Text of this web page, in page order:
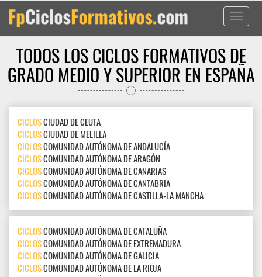
Toggle
TODOS LOS CICLOS FORMATIVOS DE
GRADO MEDIO Y SUPERIOR EN ESPAÑA
CICLOSCIUDAD DE CEUTA
CICLOSCIUDAD DE MELILLA
CICLOSCOMUNIDAD AUTÓNOMA DE ANDALUCÍA
CICLOSCOMUNIDAD AUTÓNOMA DE ARAGÓN
CICLOSCOMUNIDAD AUTÓNOMA DE CANARIAS
CICLOSCOMUNIDAD AUTÓNOMA DE CANTABRIA
CICLOSCOMUNIDAD AUTÓNOMA DE CASTILLA-LA MANCHA
CICLOSCOMUNIDAD AUTÓNOMA DE CATALUÑA
CICLOSCOMUNIDAD AUTÓNOMA DE EXTREMADURA
CICLOSCOMUNIDAD AUTÓNOMA DE GALICIA
CICLOSCOMUNIDAD AUTÓNOMA DE LA RIOJA